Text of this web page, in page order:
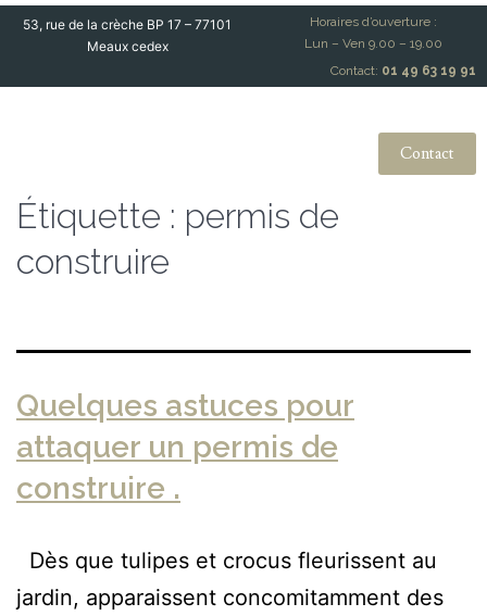
53, rue de la crèche BP 17 – 77101
Meaux cedex
Horaires d’ouverture :
Lun – Ven 9.00 – 19.00
Contact: 01 49 63 19 91
Contact
Étiquette : permis de
construire
Quelques astuces pour
attaquer un permis de
construire .
Dès que tulipes et crocus fleurissent au
jardin, apparaissent concomitamment des